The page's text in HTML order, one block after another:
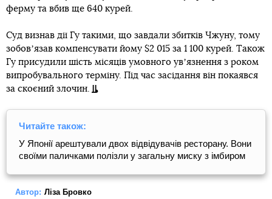
ферму та вбив ще 640 курей.
Суд визнав дії Гу такими, що завдали збитків Чжуну, тому
зобовʼязав компенсувати йому $2 015 за 1 100 курей. Також
Гу присудили шість місяців умовного увʼязнення з роком
випробувального терміну. Під час засідання він покаявся
за скоєний злочин.
Читайте також:
У Японії арештували двох відвідувачів ресторану. Вони
своїми паличками полізли у загальну миску з імбиром
Автор: Ліза Бровко